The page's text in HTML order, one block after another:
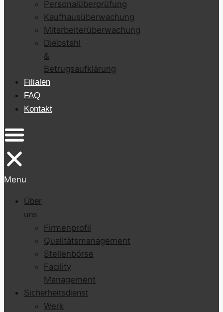
Personalüberprüfung
Kaufhausüberwachung
Mitarbeiterüberwachung
Diebstahl
&
Betrugsaufklärung
Filialen
FAQ
Kontakt
Menu
Über
uns
Firmenprofil
Qualitätsmanagement
Stellenbörse
Facility
Management
Sicherheitsdienst
Werk